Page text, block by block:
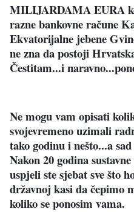
MILIJARDAMA EURA
razne bankovne račune
Ekvatorijalne jebene
ne zna da postoji
Čestitam...i
Ne mogu vam opisati
svojevremeno uzimali
tako godinu i nešto...a
Nakon 20 godina
uspjeli ste sjebat sve što
državnoj kasi da čepimo
koliko se ponosim vama.